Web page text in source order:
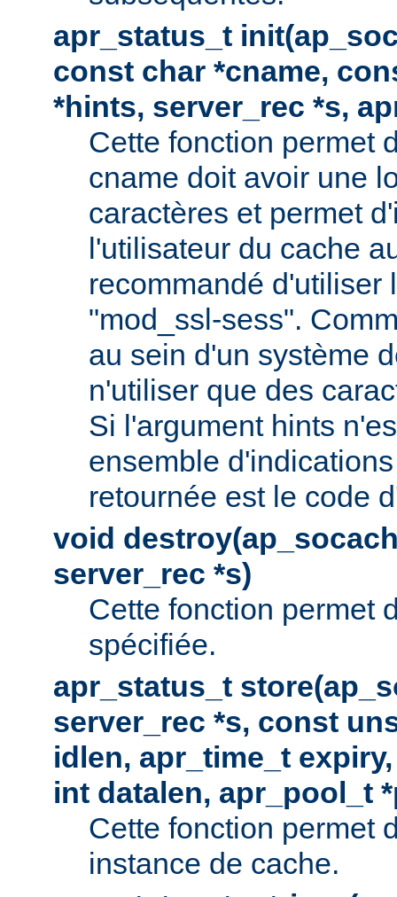
apr_status_t
const char *cname,
*hints, server_rec *s,
Cette fonction permet
cname doit avoir une
caractères et permet
l'utilisateur du cache
recommandé d'utiliser
"mod_ssl-sess".
au sein d'un système
n'utiliser que des
Si l'argument hints
ensemble
retournée est le code
void
server_rec *s)
Cette fonction permet
spécifiée.
apr_status_t
server_rec *s, const
idlen, apr_time_t
int datalen, apr_pool_t
Cette fonction permet
instance de cache.